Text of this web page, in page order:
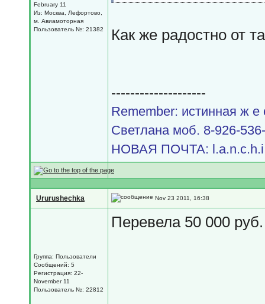
February 11
Из: Москва, Лефортово,
м. Авиамоторная
Пользователь №: 21382
Как же радостно от
--------------------
Remember: истинная ж е
Светлана моб. 8-926-
НОВАЯ ПОЧТА:
Ururushechka Nov 23 2011, 16:38
Группа: Пользователи
Сообщений: 5
Регистрация: 22-
November 11
Пользователь №: 22812
Перевела 50 000